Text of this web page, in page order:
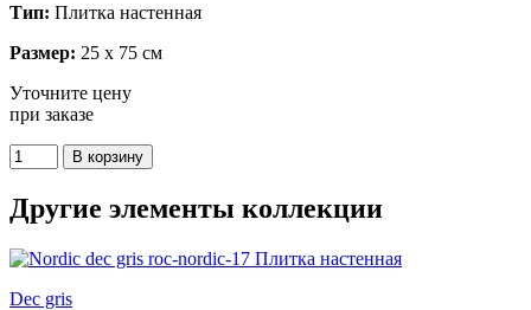
Тип: Плитка настенная
Размер: 25 x 75 см
Уточните цену
при заказе
Другие элементы коллекции
Dec gris